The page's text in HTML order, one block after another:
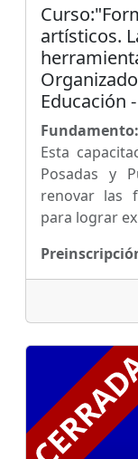
artísticos.
Educación
Fundamento:
Esta
Posadas y
renovar las
para lograr